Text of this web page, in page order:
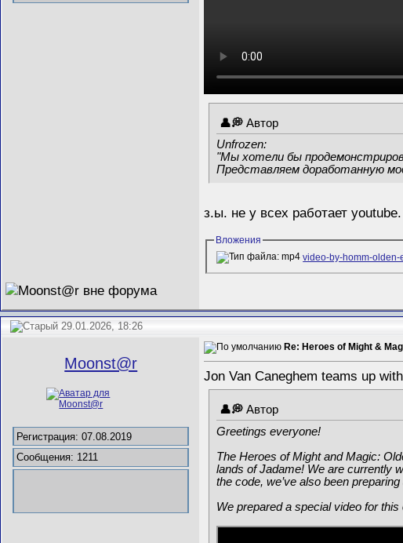
Автор
Unfrozen:
"Мы хотели бы
Представляем доработанную
з.ы. не у всех работает youtube.
Вложения
video-by-homm-olden-
29.01.2026, 18:26
Mооnst@r
Регистрация: 07.08.2019
Сообщения: 1211
Re: Heroes of Might &
Jon Van Caneghem teams up
Автор
Greetings everyone!
The Heroes of Might and Magic:
lands of Jadame! We are currently
the code, we’ve also been
We prepared a special video for this